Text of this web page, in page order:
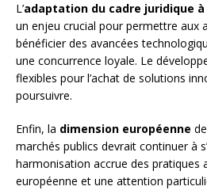
L’adaptation du cadre juridique à
un enjeu crucial pour permettre aux
bénéficier des avancées
une concurrence loyale. Le
flexibles pour l’achat de solutions
poursuivre.
Enfin, la dimension européenne
marchés publics devrait continuer à
harmonisation accrue des pratiques
européenne et une attention